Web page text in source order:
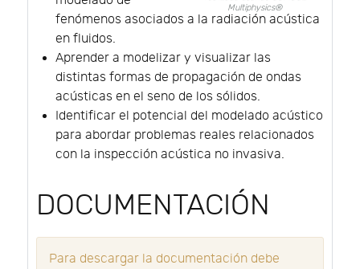
Multiphysics®
fenómenos asociados a la radiación acústica
en fluidos.
Aprender a modelizar y visualizar las
distintas formas de propagación de ondas
acústicas en el seno de los sólidos.
Identificar el potencial del modelado acústico
para abordar problemas reales relacionados
con la inspección acústica no invasiva.
DOCUMENTACIÓN
Para descargar la documentación debe